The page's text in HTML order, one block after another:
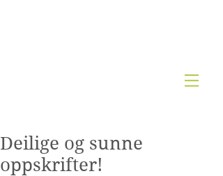
Deilige og sunne
oppskrifter!